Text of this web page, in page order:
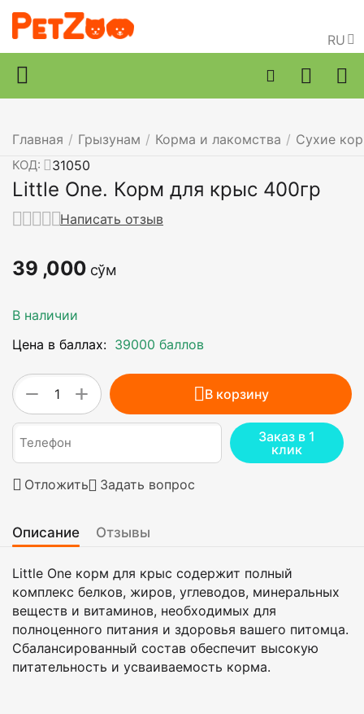
RU
Главная / Грызунам / Корма и лакомства / Сухие
КОД: 31050
Little One. Корм для крыс 400гр
Написать отзыв
39 ,000 сўм
В наличии
Цена в баллах: 39000 баллов
+
− В корзину
Заказ в 1
клик
Отложить Задать вопрос
Описание Отзывы
Little One корм для крыс содержит полный
комплекс белков, жиров, углеводов, минеральных
веществ и витаминов, необходимых для
полноценного питания и здоровья вашего питомца.
Сбалансированный состав обеспечит высокую
питательность и усваиваемость корма.